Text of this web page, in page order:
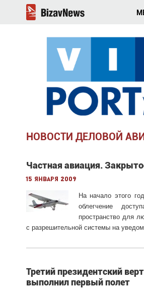
НОВОСТИ ДЕЛОВОЙ
Частная авиация.
15 января 2009
На начало этого
облегчение
пространство для
с разрешительной системы на
Третий президентский
выполнил первый полет